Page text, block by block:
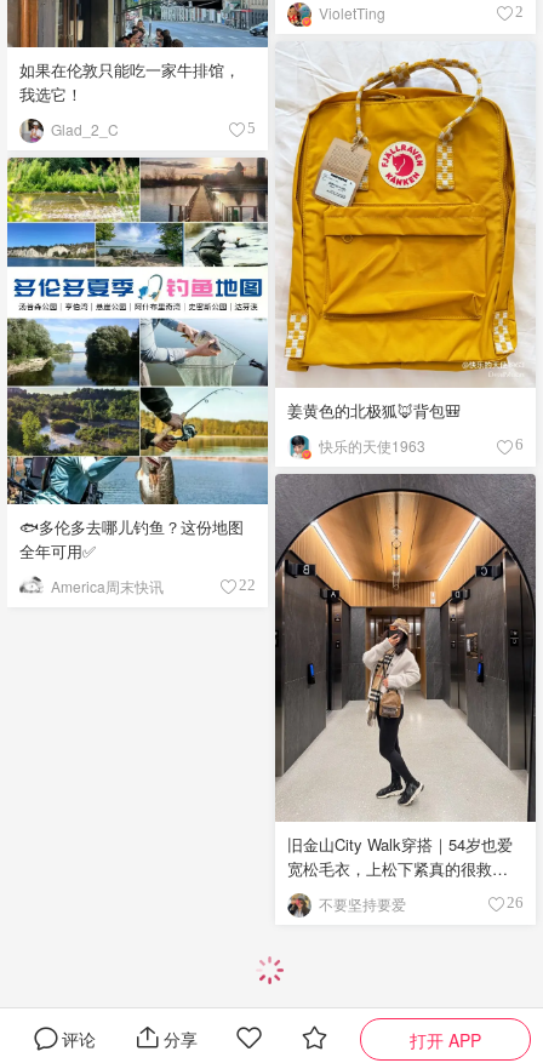
如果在伦敦只能吃一家牛排馆，
我选它！
Glad_2_C 5
VioletTing 2
姜黄色的北极狐🦊背包🎒
快乐的天使1963 6
🐟多伦多去哪儿钓鱼？这份地图
全年可用✅
America周末快讯 22
旧金山City Walk穿搭｜54岁也爱
宽松毛衣，上松下紧真的很救比
例
不要坚持要爱 26
评论 分享 打开 APP